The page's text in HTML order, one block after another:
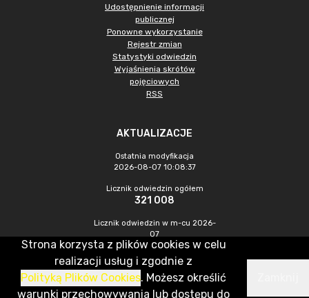
Udostępnienie informacji
publicznej
Ponowne wykorzystanie
Rejestr zmian
Statystyki odwiedzin
Wyjaśnienia skrótów
pojęciowych
RSS
AKTUALIZACJE
Ostatnia modyfikacja
2026-08-07 10:08:37
Licznik odwiedzin ogółem
321 008
Licznik odwiedzin w m-cu 2026-
07
1 067
CMS & Hosting: Nefeni Sp. z o.o.
Strona korzysta z plików cookies w celu
realizacji usług i zgodnie z
Polityką Plików Cookies. Możesz określić
warunki przechowywania lub dostępu do